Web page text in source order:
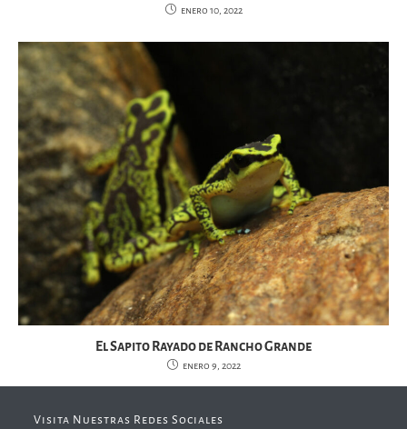
enero 10, 2022
El Sapito Rayado de Rancho Grande
enero 9, 2022
Visita Nuestras Redes Sociales